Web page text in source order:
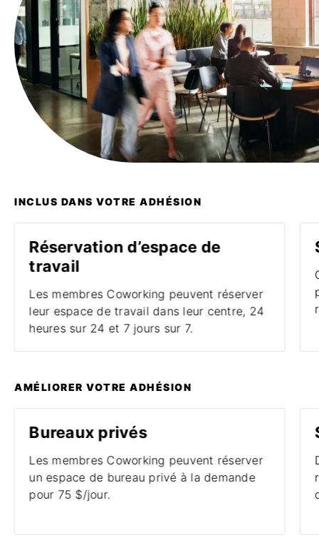
INCLUS DANS VOTRE ADHÉSION
Réservation d’espace de
travail
Les membres Coworking peuvent réserver
leur espace de travail dans leur centre, 24
heures sur 24 et 7 jours sur 7.
AMÉLIORER VOTRE ADHÉSION
Bureaux privés
Les membres Coworking peuvent réserver
un espace de bureau privé à la demande
pour 75 $/jour.